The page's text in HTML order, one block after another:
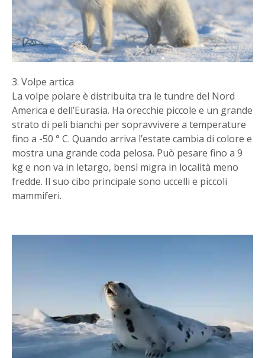
3. Volpe artica
La volpe polare è distribuita tra le tundre del Nord
America e dell’Eurasia. Ha orecchie piccole e un grande
strato di peli bianchi per sopravvivere a temperature
fino a -50 ° C. Quando arriva l’estate cambia di colore e
mostra una grande coda pelosa. Può pesare fino a 9
kg e non va in letargo, bensì migra in località meno
fredde. Il suo cibo principale sono uccelli e piccoli
mammiferi.